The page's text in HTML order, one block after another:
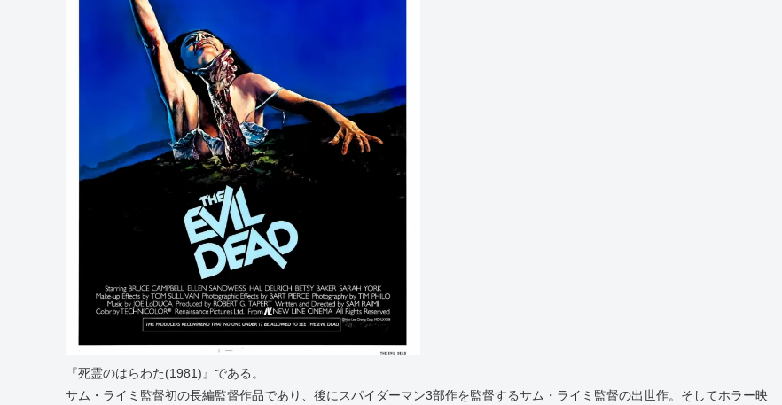
『死霊のはらわた(1981)』である。
サム・ライミ監督初の長編監督作品であり、後にスパイダーマン3部作を監督するサム・ライミ監督の出世作。そしてホラー映